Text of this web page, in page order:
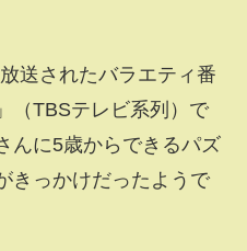
送されたバラエティ番
（TBSテレビ系列）で
んに5歳からできるパズ
きっかけだったようで